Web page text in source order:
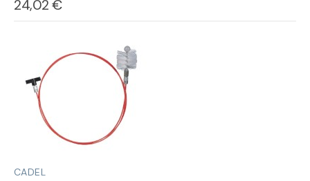
24,02 €
CADEL